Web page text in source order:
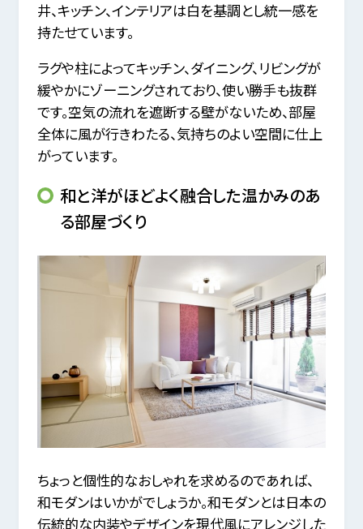
井、キッチン、インテリアは白を基調とし統一感を
持たせています。
ラグや柱によってキッチン、ダイニング、リビングが
緩やかにゾーニングされており、使い勝手も抜群
です。空気の流れを遮断する壁がないため、部屋
全体に風が行きわたる、気持ちのよい空間に仕上
がっています。
和と洋がほどよく融合した温かみのあ
る部屋づくり
ちょっと個性的なおしゃれを求めるのであれば、
和モダンはいかがでしょうか。和モダンとは日本の
伝統的な内装やデザインを現代風にアレンジした